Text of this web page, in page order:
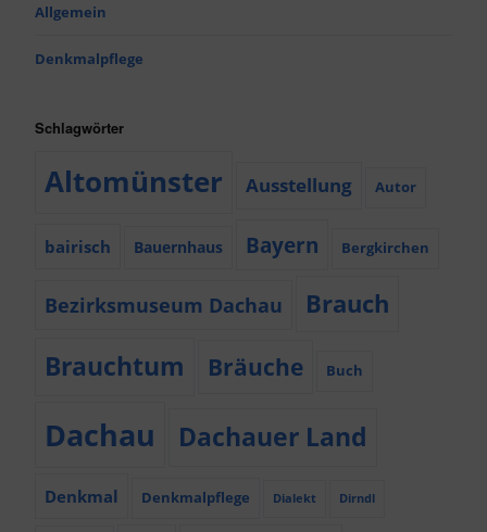
Allgemein
Denkmalpflege
Schlagwörter
Altomünster Ausstellung Autor
bairisch Bauernhaus Bayern Bergkirchen
Bezirksmuseum Dachau Brauch
Brauchtum Bräuche Buch
Dachau Dachauer Land
Denkmal Denkmalpflege Dialekt Dirndl